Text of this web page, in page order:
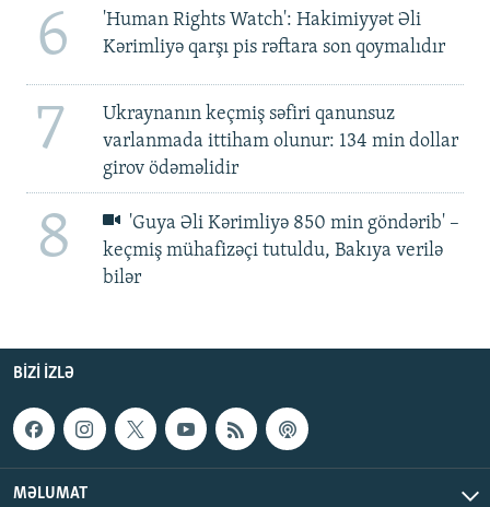
6
'Human Rights Watch': Hakimiyyət Əli
Kərimliyə qarşı pis rəftara son qoymalıdır
7
Ukraynanın keçmiş səfiri qanunsuz
varlanmada ittiham olunur: 134 min dollar
girov ödəməlidir
8
'Guya Əli Kərimliyə 850 min göndərib' –
keçmiş mühafizəçi tutuldu, Bakıya verilə
bilər
BIZI IZLƏ
MƏLUMAT